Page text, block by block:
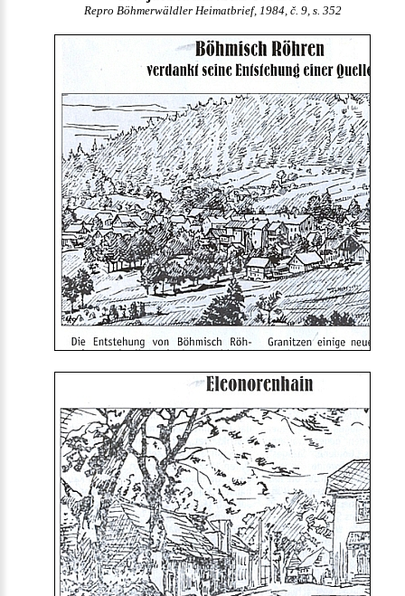
Repro Böhmerwäldler Heimatbrief, 1984, č. 9, s. 352